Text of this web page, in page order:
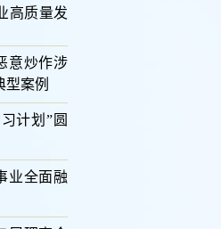
高质量发
意炒作涉
型案例
计划”圆
业全面融